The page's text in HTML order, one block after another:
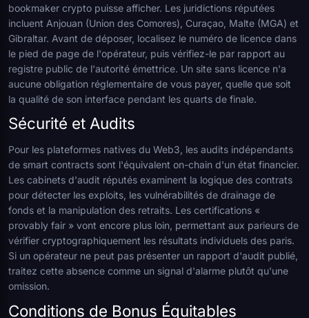
bookmaker crypto puisse afficher. Les juridictions réputées
incluent Anjouan (Union des Comores), Curaçao, Malte (MGA) et
Gibraltar. Avant de déposer, localisez le numéro de licence dans
le pied de page de l'opérateur, puis vérifiez-le par rapport au
registre public de l'autorité émettrice. Un site sans licence n'a
aucune obligation réglementaire de vous payer, quelle que soit
la qualité de son interface pendant les quarts de finale.
Sécurité et Audits
Pour les plateformes natives du Web3, les audits indépendants
de smart contracts sont l'équivalent on-chain d'un état financier.
Les cabinets d'audit réputés examinent la logique des contrats
pour détecter les exploits, les vulnérabilités de drainage de
fonds et la manipulation des retraits. Les certifications «
provably fair » vont encore plus loin, permettant aux parieurs de
vérifier cryptographiquement les résultats individuels des paris.
Si un opérateur ne peut pas présenter un rapport d'audit publié,
traitez cette absence comme un signal d'alarme plutôt qu'une
omission.
Conditions de Bonus Équitables